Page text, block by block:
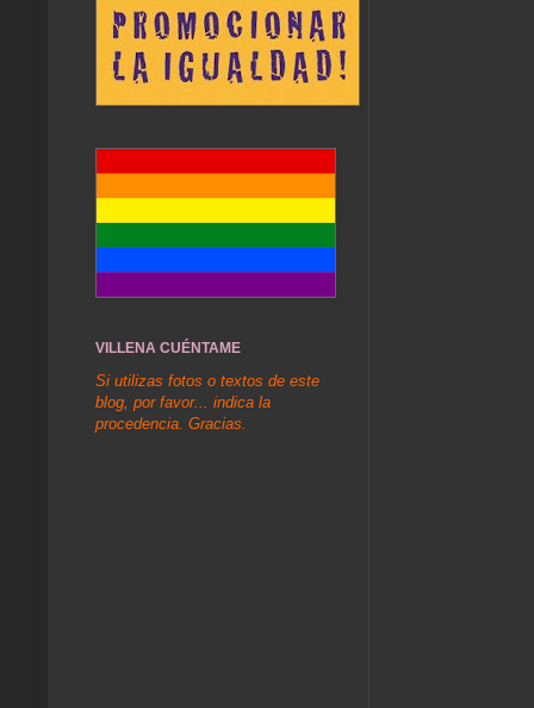
VILLENA CUÉNTAME
Si utilizas fotos o textos de este
blog, por favor... indica la
procedencia. Gracias.